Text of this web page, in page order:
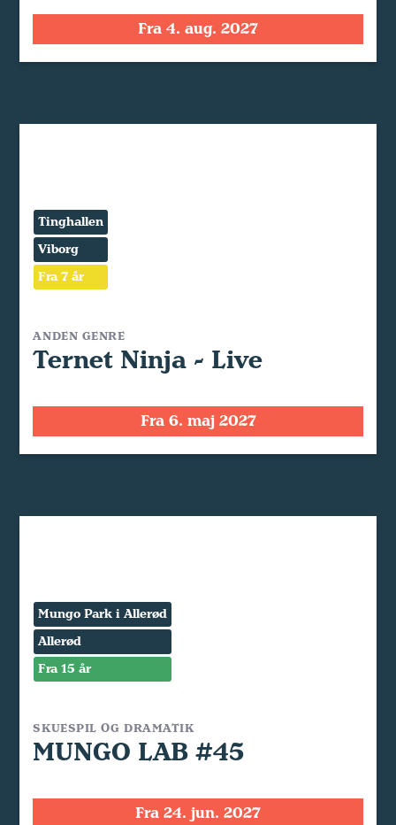
Fra 4. aug. 2027
Tinghallen
Viborg
Fra 7 år
ANDEN GENRE
Ternet Ninja - Live
Fra 6. maj 2027
Mungo Park i Allerød
Allerød
Fra 15 år
SKUESPIL OG DRAMATIK
MUNGO LAB #45
Fra 24. jun. 2027